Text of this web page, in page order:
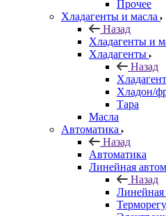
Прочее
Хладагенты и масла
Назад
Хладагенты и
Хладагенты
Назад
Хладон/
Тара
Масла
Автоматика
Назад
Автоматика
Линейная
Назад
Линейная